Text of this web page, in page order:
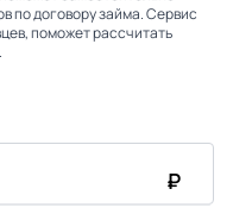
по договору займа. Сервис
поможет рассчитать
₽